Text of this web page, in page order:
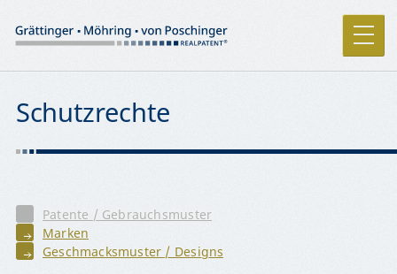
Schutzrechte
Patente / Gebrauchsmuster
Marken
Geschmacksmuster / Designs